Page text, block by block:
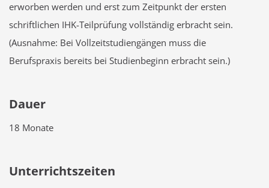
erworben werden und erst zum Zeitpunkt der ersten
schriftlichen IHK-Teilprüfung vollständig erbracht sein.
(Ausnahme: Bei Vollzeitstudiengängen muss die
Berufspraxis bereits bei Studienbeginn erbracht sein.)
Dauer
18 Monate
Unterrichtszeiten